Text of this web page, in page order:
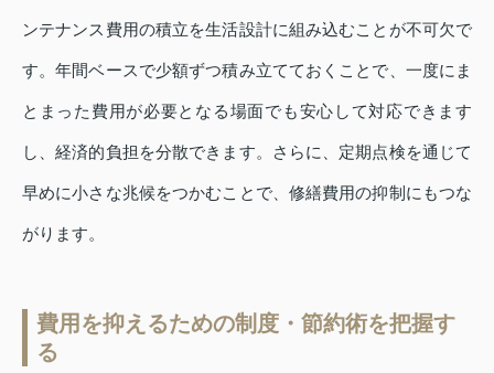
ンテナンス費用の積立を生活設計に組み込むことが不可欠で
す。年間ベースで少額ずつ積み立てておくことで、一度にま
とまった費用が必要となる場面でも安心して対応できます
し、経済的負担を分散できます。さらに、定期点検を通じて
早めに小さな兆候をつかむことで、修繕費用の抑制にもつな
がります。
費用を抑えるための制度・節約術を把握す
る